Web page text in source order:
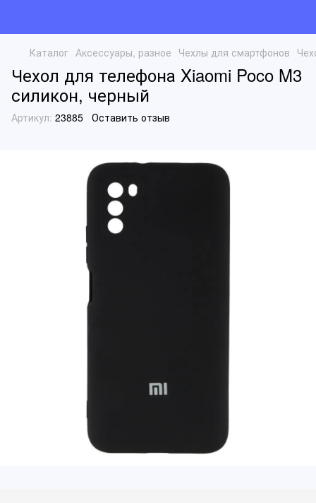
Каталог Аксессуары, разное Чехлы для смартфонов
Чехол для телефона Xiaomi Poco M3
силикон, черный
Артикул: 23885 Оставить отзыв